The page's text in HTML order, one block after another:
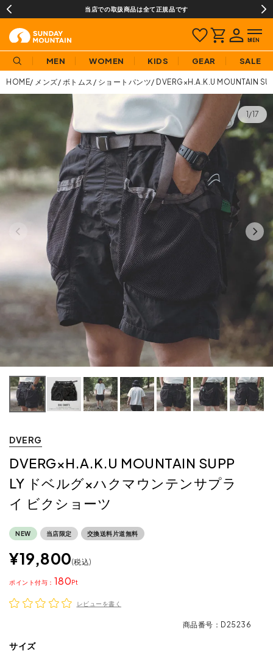
当店での取扱商品は全て正規品です
MEN WOMEN KIDS GEAR SALE
HOME メンズ ボトムス ショートパンツ DVERG×H.A.K.U MOUNTAIN
1/17
DVERG
DVERG×H.A.K.U MOUNTAIN SUPP
LY ドベルグ×ハクマウンテンサプラ
イ ビクショーツ
NEW 当店限定 交換送料片道無料
¥19,800 税込
180
ポイント
レビューを書く
商品番号 D25236
サイズ